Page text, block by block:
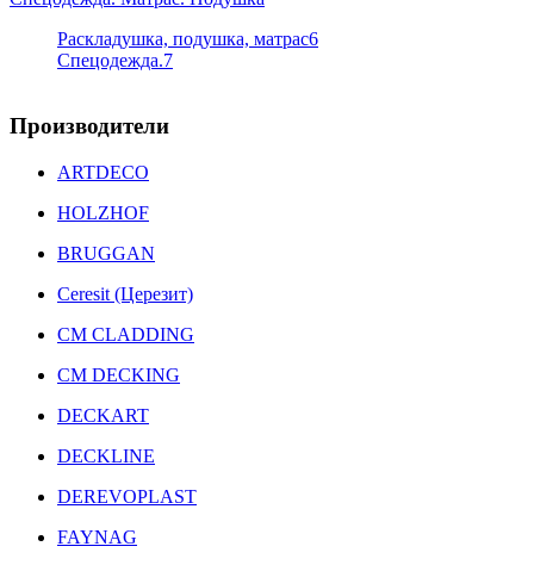
Раскладушка, подушка, матрас6
Спецодежда.7
Производители
ARTDECO
HOLZHOF
BRUGGAN
Ceresit (Церезит)
CM CLADDING
CM DECKING
DECKART
DECKLINE
DEREVOPLAST
FAYNAG